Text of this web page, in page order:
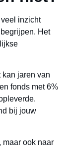
inzicht
Het
kan jaren van
fonds met 6%
bij jouw
maar ook naar